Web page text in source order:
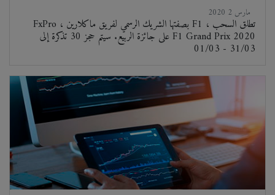
FxPro ، بصفتها الشريك الرسمي لفريق ماكلارين F1 ، تطلق السحب
على جائزة الربيع. سيتم حجز 30 تذكرة إلى F1 Grand Prix 2020
01/03 - 31/03